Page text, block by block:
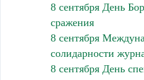
8 сентября День
сражения
8 сентября
солидарности
8 сентября День